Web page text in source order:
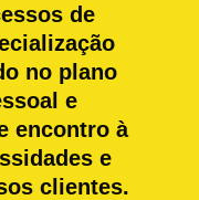
de
no plano
e
encontro à
e
clientes.